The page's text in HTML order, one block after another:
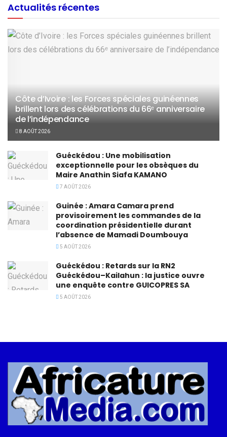
Actualités récentes
Côte d’Ivoire : les Forces spéciales guinéennes
brillent lors des célébrations du 66ᵉ anniversaire
de l’indépendance
8 AOÛT 2026
Guéckédou : Une mobilisation
exceptionnelle pour les obsèques du
Maire Anathin Siafa KAMANO
7 AOÛT 2026
Guinée : Amara Camara prend
provisoirement les commandes de la
coordination présidentielle durant
l’absence de Mamadi Doumbouya
5 AOÛT 2026
Guéckédou : Retards sur la RN2
Guéckédou–Kailahun : la justice ouvre
une enquête contre GUICOPRES SA
5 AOÛT 2026